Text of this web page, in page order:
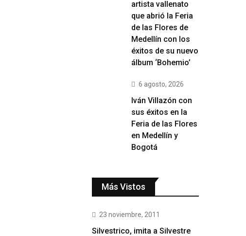
artista vallenato
que abrió la Feria
de las Flores de
Medellín con los
éxitos de su nuevo
álbum ‘Bohemio’
6 agosto, 2026
Iván Villazón con
sus éxitos en la
Feria de las Flores
en Medellín y
Bogotá
Más Vistos
23 noviembre, 2011
Silvestrico, imita a Silvestre